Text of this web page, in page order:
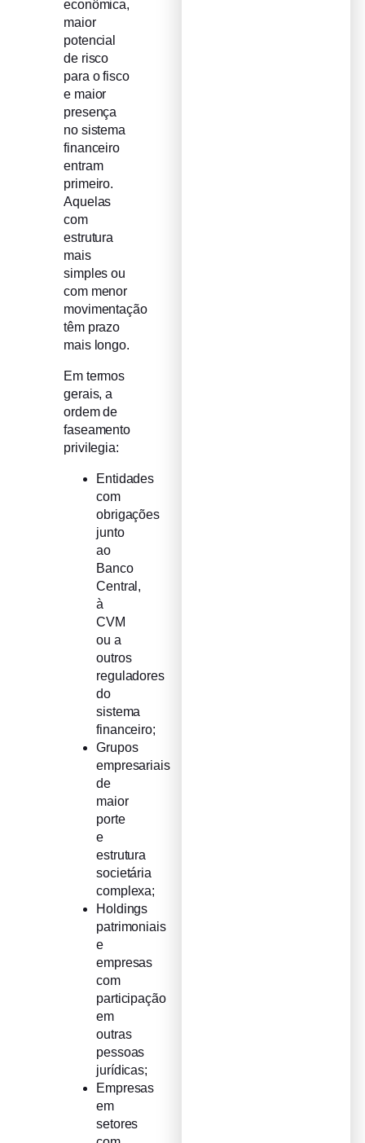
econômica,
maior
potencial
de risco
para o fisco
e maior
presença
no sistema
financeiro
entram
primeiro.
Aquelas
com
estrutura
mais
simples ou
com menor
movimentação
têm prazo
mais longo.
Em termos
gerais, a
ordem de
faseamento
privilegia:
Entidades
com
obrigações
junto
ao
Banco
Central,
à
CVM
ou a
outros
reguladores
do
sistema
financeiro;
Grupos
empresariais
de
maior
porte
e
estrutura
societária
complexa;
Holdings
patrimoniais
e
empresas
com
participação
em
outras
pessoas
jurídicas;
Empresas
em
setores